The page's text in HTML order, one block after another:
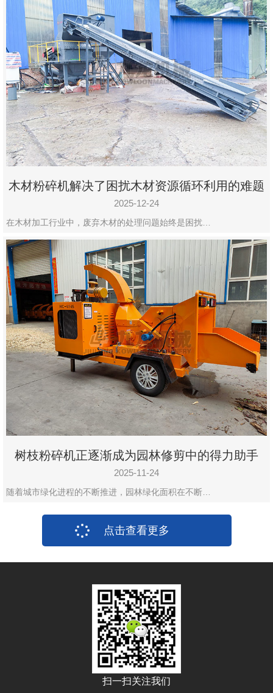
木材粉碎机解决了困扰木材资源循环利用的难题
2025-12-24
在木材加工行业中，废弃木材的处理问题始终是困扰…
树枝粉碎机正逐渐成为园林修剪中的得力助手
2025-11-24
随着城市绿化进程的不断推进，园林绿化面积在不断…
点击查看更多
扫一扫关注我们